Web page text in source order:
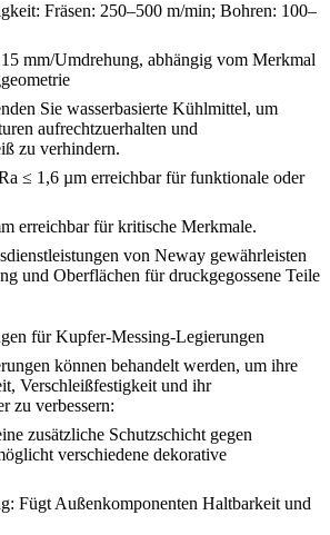
Fräsen: 250–500 m/min; Bohren: 100–
mm/Umdrehung, abhängig vom Merkmal
Sie wasserbasierte Kühlmittel, um
aufrechtzuerhalten und
zu verhindern.
≤ 1,6 µm erreichbar für funktionale oder
erreichbar für kritische Merkmale.
von Neway gewährleisten
und Oberflächen für druckgegossene Teile
für Kupfer-Messing-Legierungen
können behandelt werden, um ihre
Verschleißfestigkeit und ihr
zu verbessern:
zusätzliche Schutzschicht gegen
verschiedene dekorative
: Fügt Außenkomponenten Haltbarkeit und